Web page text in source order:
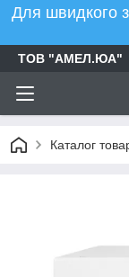
Для швидкого
ТОВ "АМЕЛ.ЮА"
Каталог